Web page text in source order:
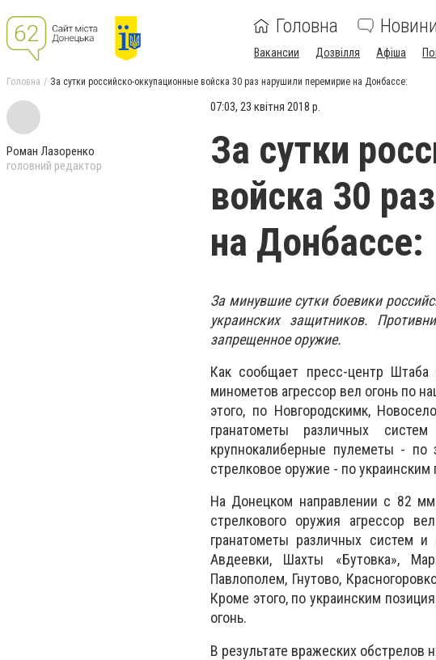
Головна Новини
Вакансии Дозвілля Афіша
Головна За сутки российско-оккупационные войска 30 раз нарушили перемирие на Донбассе:
Роман Лазоренко
головний редактор
07:03, 23 квітня 2018 р.
За сутки
войска 30
на Донбассе:
За минувшие сутки боевики
украинских защитников.
запрещенное оружие.
Как сообщает пресс-центр Штаба
минометов агрессор вел огонь по
этого, по Новгородскимк,
гранатометы различных
крупнокалиберные пулеметы - по
стрелковое оружие - по
На Донецком направлении с 82 мм
стрелкового оружия агрессор
гранатометы различных систем
Авдеевки, Шахты «Бутовка»,
Павлополем, Гнутово,
Кроме этого, по украинским
огонь.
В результате вражеских обстрелов